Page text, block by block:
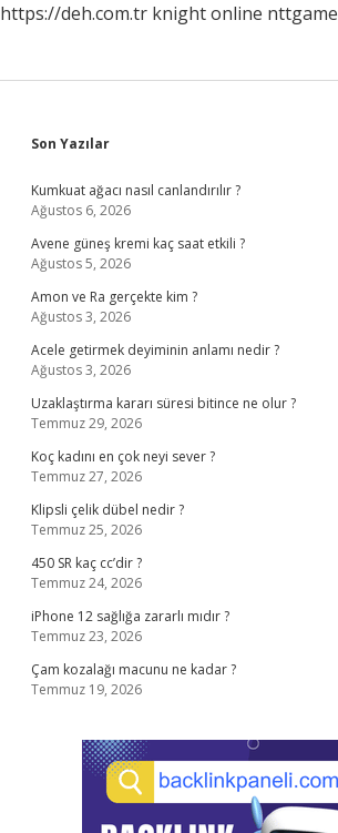
https://deh.com.tr knight online nttgame
Sidebar
Son Yazılar
Kumkuat ağacı nasıl canlandırılır ?
Ağustos 6, 2026
Avene güneş kremi kaç saat etkili ?
Ağustos 5, 2026
Amon ve Ra gerçekte kim ?
Ağustos 3, 2026
Acele getirmek deyiminin anlamı nedir ?
Ağustos 3, 2026
Uzaklaştırma kararı süresi bitince ne olur ?
Temmuz 29, 2026
Koç kadını en çok neyi sever ?
Temmuz 27, 2026
Klipsli çelik dübel nedir ?
Temmuz 25, 2026
450 SR kaç cc’dir ?
Temmuz 24, 2026
iPhone 12 sağlığa zararlı mıdır ?
Temmuz 23, 2026
Çam kozalağı macunu ne kadar ?
Temmuz 19, 2026